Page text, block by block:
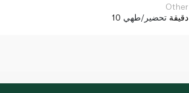
Other
10 دقيقة تحضير/طهي